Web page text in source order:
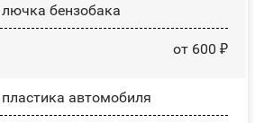
бензобака
от 600 ₽
автомобиля